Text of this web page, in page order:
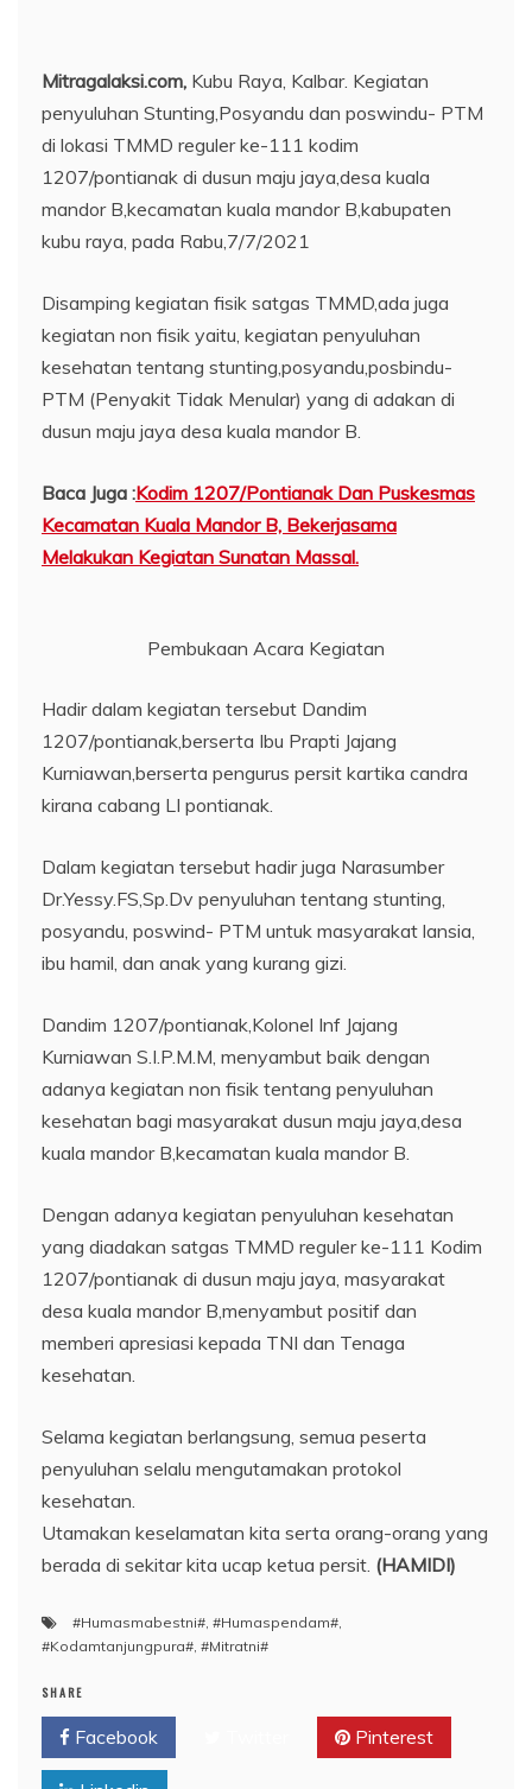
Mitragalaksi.com, Kubu Raya, Kalbar. Kegiatan
penyuluhan Stunting,Posyandu dan poswindu- PTM
di lokasi TMMD reguler ke-111 kodim
1207/pontianak di dusun maju jaya,desa kuala
mandor B,kecamatan kuala mandor B,kabupaten
kubu raya, pada Rabu,7/7/2021
Disamping kegiatan fisik satgas TMMD,ada juga
kegiatan non fisik yaitu, kegiatan penyuluhan
kesehatan tentang stunting,posyandu,posbindu-
PTM (Penyakit Tidak Menular) yang di adakan di
dusun maju jaya desa kuala mandor B.
Baca Juga :Kodim 1207/Pontianak Dan Puskesmas
Kecamatan Kuala Mandor B, Bekerjasama
Melakukan Kegiatan Sunatan Massal.
Pembukaan Acara Kegiatan
Hadir dalam kegiatan tersebut Dandim
1207/pontianak,berserta Ibu Prapti Jajang
Kurniawan,berserta pengurus persit kartika candra
kirana cabang LI pontianak.
Dalam kegiatan tersebut hadir juga Narasumber
Dr.Yessy.FS,Sp.Dv penyuluhan tentang stunting,
posyandu, poswind- PTM untuk masyarakat lansia,
ibu hamil, dan anak yang kurang gizi.
Dandim 1207/pontianak,Kolonel Inf Jajang
Kurniawan S.I.P.M.M, menyambut baik dengan
adanya kegiatan non fisik tentang penyuluhan
kesehatan bagi masyarakat dusun maju jaya,desa
kuala mandor B,kecamatan kuala mandor B.
Dengan adanya kegiatan penyuluhan kesehatan
yang diadakan satgas TMMD reguler ke-111 Kodim
1207/pontianak di dusun maju jaya, masyarakat
desa kuala mandor B,menyambut positif dan
memberi apresiasi kepada TNI dan Tenaga
kesehatan.
Selama kegiatan berlangsung, semua peserta
penyuluhan selalu mengutamakan protokol
kesehatan.
Utamakan keselamatan kita serta orang-orang yang
berada di sekitar kita ucap ketua persit. (HAMIDI)
#Humasmabestni# #Humaspendam#
#Kodamtanjungpura# #Mitratni#
SHARE
Facebook Pinterest